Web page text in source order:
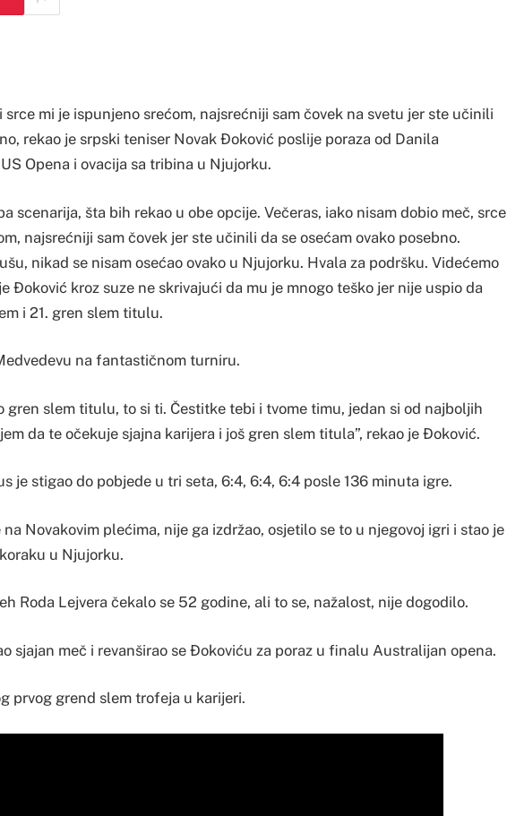
srce mi je ispunjeno srećom, najsrećniji sam čovek na svetu jer ste učinili
rekao je srpski teniser Novak Ðoković poslije poraza od Danila
Opena i ovacija sa tribina u Njujorku.
scenarija, šta bih rekao u obe opcije. Večeras, iako nisam dobio meč, srce
najsrećniji sam čovek jer ste učinili da se osećam ovako posebno.
nikad se nisam osećao ovako u Njujorku. Hvala za podršku. Videćemo
Ðoković kroz suze ne skrivajući da mu je mnogo teško jer nije uspio da
i 21. gren slem titulu.
na fantastičnom turniru.
gren slem titulu, to si ti. Čestitke tebi i tvome timu, jedan si od najboljih
da te očekuje sjajna karijera i još gren slem titula”, rekao je Ðoković.
je stigao do pobjede u tri seta, 6:4, 6:4, 6:4 posle 136 minuta igre.
Novakovim plećima, nije ga izdržao, osjetilo se to u njegovoj igri i stao je
u Njujorku.
Roda Lejvera čekalo se 52 godine, ali to se, nažalost, nije dogodilo.
sjajan meč i revanširao se Đokoviću za poraz u finalu Australijan opena.
prvog grend slem trofeja u karijeri.